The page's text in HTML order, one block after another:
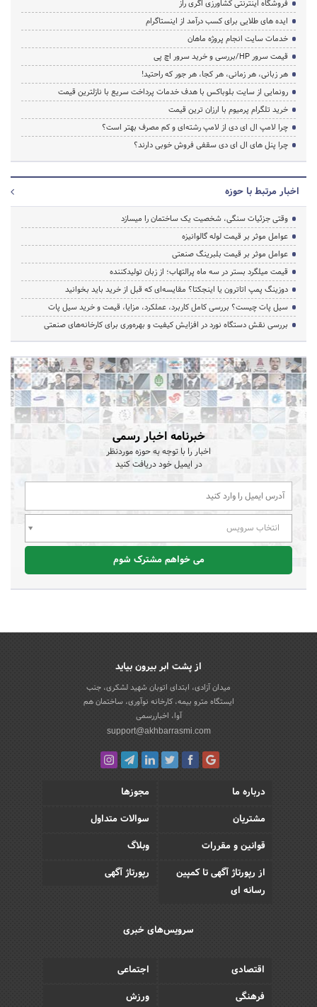
فروشگاه اینترنتی کشاورزی اگری راز
ایده های طلایی برای کسب درآمد از اینستاگرام
خدمات سایت انجام پروژه ماهان
قیمت سرور HP/بررسی و خرید سرور اچ پی
هر زبانی، هر زمانی، هر کجا، هر جور که راحتید!
رونمایی از سایت بلوباکس با هدف خدمات پرداخت سریع با نازلترین قیمت
خرید تلگرام پرمیوم با ارزان ترین قیمت
چرا لامپ ال ای دی از لامپ رشته‌ای و کم مصرف بهتر است؟
چرا پنل های ال ای دی سقفی فروش خوبی دارند؟
اخبار مرتبط با حوزه
وقتی جزئیات سنگی، شخصیت یک ساختمان را میسازد
عوامل موثر بر قیمت لوله گالوانیزه
عوامل موثر بر قیمت بلبرینگ صنعتی
قیمت میلگرد بستر در سه ماه پرالتهاب؛ از زبان تولیدکننده
دوزینگ پمپ اتاترون یا اینجکتا؟ مقایسه‌ای که قبل از خرید باید بخوانید
سیل پات چیست؟ بررسی کامل کاربرد، عملکرد، مزایا، قیمت و خرید سیل پات
بررسی نقش دستگاه نورد در افزایش کیفیت و بهره‌وری برای کارخانه‌های صنعتی
خبرنامه اخبار رسمی
اخبار را با توجه به حوزه موردنظر
در ایمیل خود دریافت کنید
انتخاب سرویس
می خواهم مشترک شوم
از پشت ابر بیرون بیاید
میدان آزادی، ابتدای اتوبان شهید لشکری، جنب
ایستگاه مترو بیمه، کارخانه نوآوری، ساختمان هم
آوا، اخباررسمی
support@akhbarrasmi.com
درباره ما
مجوزها
مشتریان
سوالات متداول
قوانین و مقررات
وبلاگ
از رپورتاژ آگهی تا کمپین
رسانه ای
رپورتاژ آگهی
سرویس‌های خبری
اقتصادی
اجتماعی
فرهنگی
ورزش